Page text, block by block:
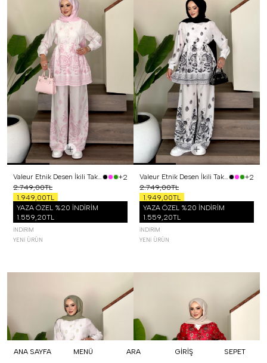
ANA SAYFA MENÜ ARA GİRİŞ SEPET
Valeur Etnik Desen İkili Takım Pembe
+2
2.749,00TL
1.949,00TL
YAZA ÖZEL %20 İNDİRİM
1.559,20TL
İNDIRIM
YENI ÜRÜN
Valeur Etnik Desen İkili Takım Siyah
+2
2.749,00TL
1.949,00TL
YAZA ÖZEL %20 İNDİRİM
1.559,20TL
İNDIRIM
YENI ÜRÜN